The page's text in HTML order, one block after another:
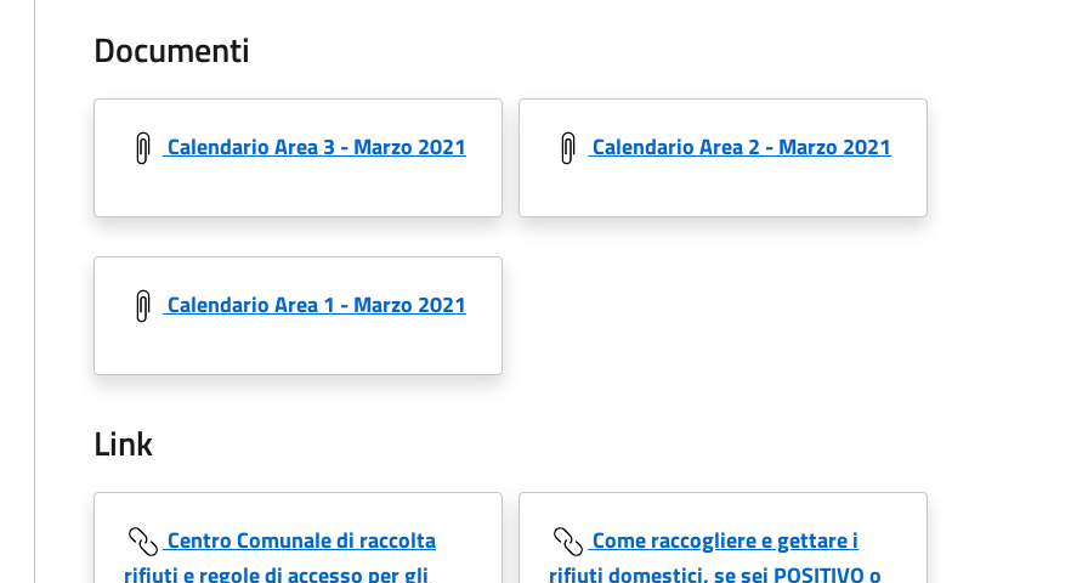
Documenti
Calendario Area 3 - Marzo 2021 Calendario Area 2 - Marzo 2021
Calendario Area 1 - Marzo 2021
Link
Centro Comunale di raccolta
rifiuti e regole di accesso per gli
Come raccogliere e gettare i
rifiuti domestici, se sei POSITIVO o